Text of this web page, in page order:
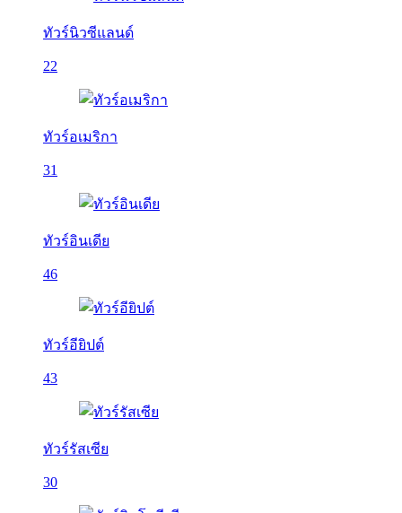
ทัวร์นิวซีแลนด์
22
ทัวร์อเมริกา
31
ทัวร์อินเดีย
46
ทัวร์อียิปต์
43
ทัวร์รัสเซีย
30